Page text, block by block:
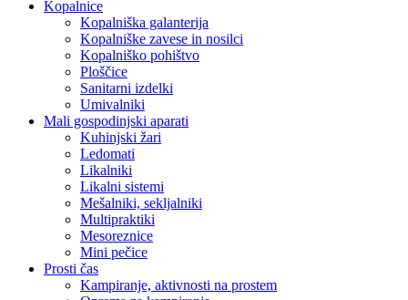
Kopalnice
Kopalniška galanterija
Kopalniške zavese in nosilci
Kopalniško pohištvo
Ploščice
Sanitarni izdelki
Umivalniki
Mali gospodinjski aparati
Kuhinjski žari
Ledomati
Likalniki
Likalni sistemi
Mešalniki, sekljalniki
Multipraktiki
Mesoreznice
Mini pečice
Prosti čas
Kampiranje, aktivnosti na prostem